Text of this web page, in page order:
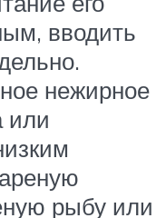
вводить
нежирное
или
рыбу или